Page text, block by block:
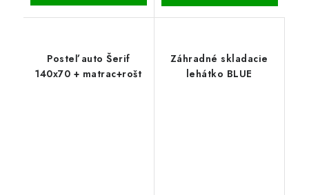
Posteľ auto Šerif
140x70 + matrac+rošt
Záhradné skladacie
lehátko BLUE